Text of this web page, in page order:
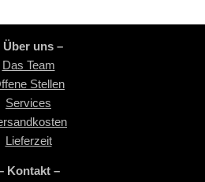
Über uns –
Das Team
Stellen
Services
Lieferzeit
Kontakt –